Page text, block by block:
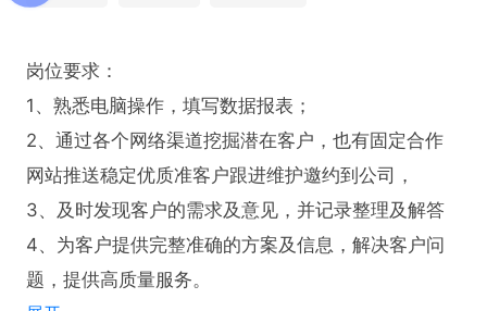
岗位要求：
1、熟悉电脑操作，填写数据报表；
2、通过各个网络渠道挖掘潜在客户，也有固定合作
网站推送稳定优质准客户跟进维护邀约到公司，
3、及时发现客户的需求及意见，并记录整理及解答
4、为客户提供完整准确的方案及信息，解决客户问
题，提供高质量服务。